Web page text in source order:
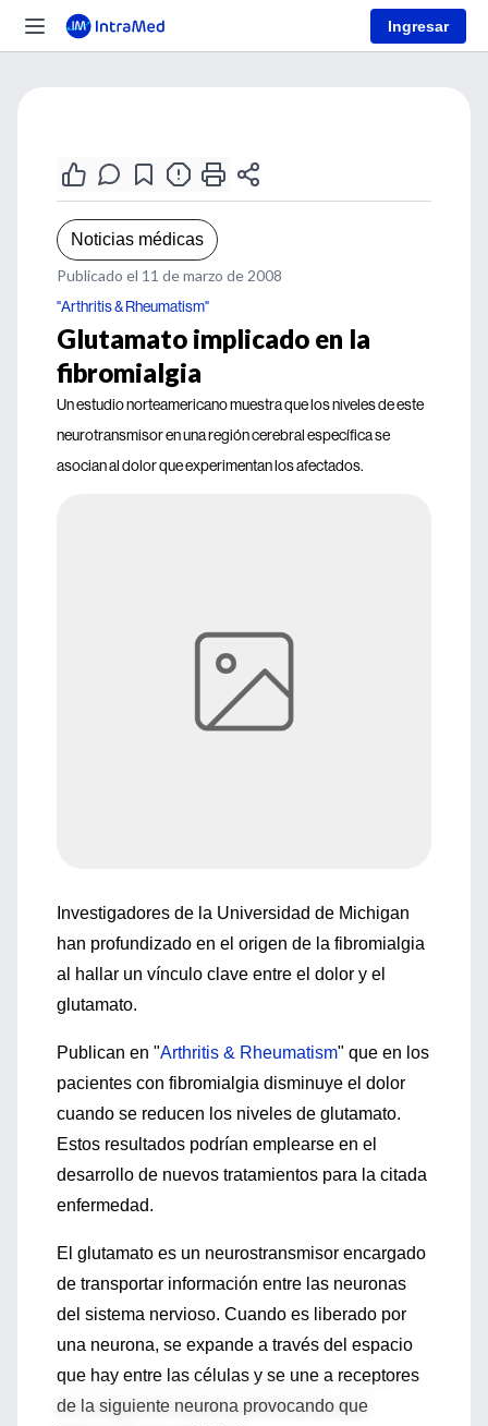
Ingresar
Noticias médicas
Publicado el 11 de marzo de 2008
"Arthritis & Rheumatism"
Glutamato implicado en la
fibromialgia
Un estudio norteamericano muestra que los niveles de este
neurotransmisor en una región cerebral específica se
asocian al dolor que experimentan los afectados.
Investigadores de la Universidad de Michigan
han profundizado en el origen de la fibromialgia
al hallar un vínculo clave entre el dolor y el
glutamato.
Publican en "Arthritis & Rheumatism" que en los
pacientes con fibromialgia disminuye el dolor
cuando se reducen los niveles de glutamato.
Estos resultados podrían emplearse en el
desarrollo de nuevos tratamientos para la citada
enfermedad.
El glutamato es un neurostransmisor encargado
de transportar información entre las neuronas
del sistema nervioso. Cuando es liberado por
una neurona, se expande a través del espacio
que hay entre las células y se une a receptores
de la siguiente neurona provocando que